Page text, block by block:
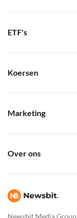
Newsbit Media Group
ETF's
Koersen
Marketing
Over ons